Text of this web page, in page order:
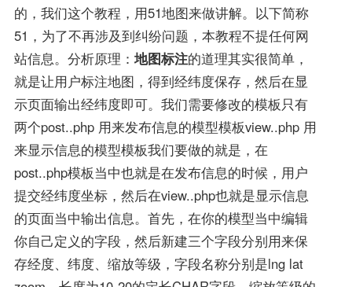
的，我们这个教程，用51地图来做讲解。以下简称
51，为了不再涉及到纠纷问题，本教程不提任何网
站信息。分析原理： 地图标注的道理其实很简单，
就是让用户标注地图，得到经纬度保存，然后在显
示页面输出经纬度即可。我们需要修改的模板只有
两个post..php 用来发布信息的模型模板view..php 用
来显示信息的模型模板我们要做的就是，在
post..php模板当中也就是在发布信息的时候，用户
提交经纬度坐标，然后在view..php也就是显示信息
的页面当中输出信息。首先，在你的模型当中编辑
你自己定义的字段，然后新建三个字段分别用来保
存经度、纬度、缩放等级，字段名称分别是lng lat